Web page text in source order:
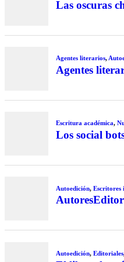
Las oscuras
Agentes literarios,
Agentes
Escritura académica,
Los social
Autoedición, Escritores
Autoedición, Editoriales